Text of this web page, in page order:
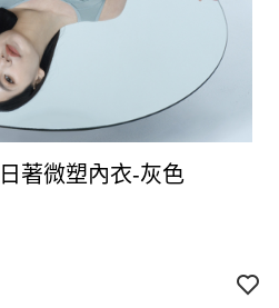
著微塑內衣-灰色